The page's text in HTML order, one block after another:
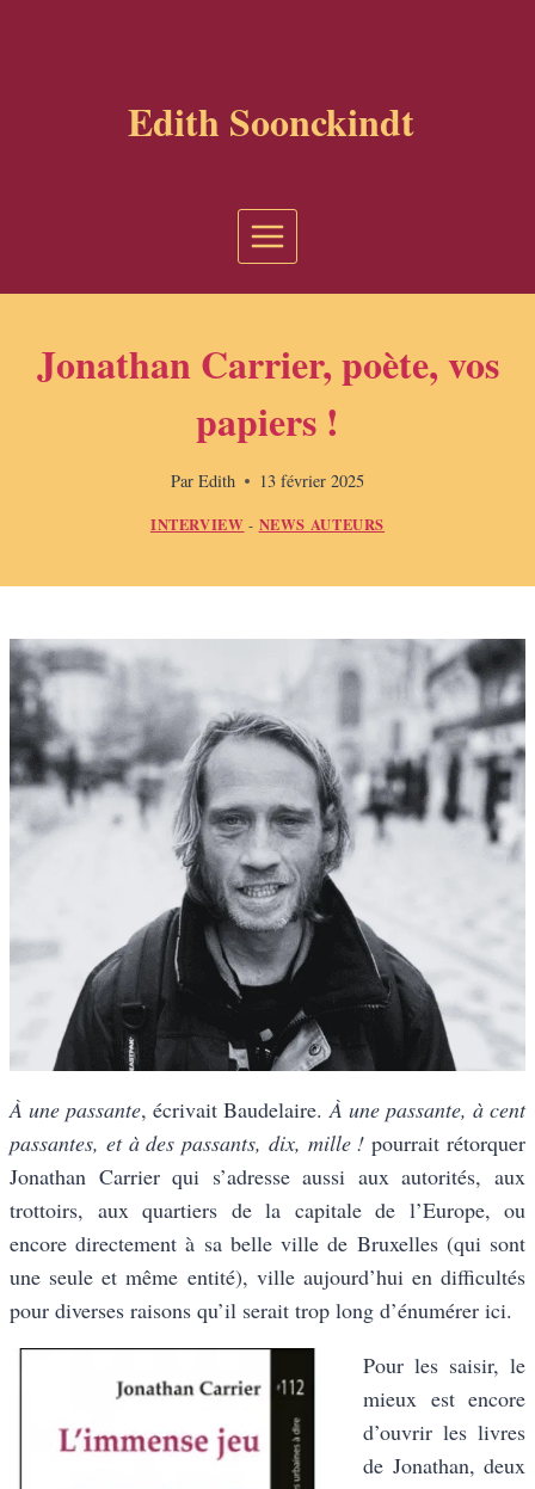
Edith Soonckindt
Jonathan Carrier, poète, vos
papiers !
Par Edith 13 février 2025
INTERVIEW - NEWS AUTEURS
À une passante, écrivait Baudelaire. À une passante, à cent
passantes, et à des passants, dix, mille ! pourrait rétorquer
Jonathan Carrier qui s’adresse aussi aux autorités, aux
trottoirs, aux quartiers de la capitale de l’Europe, ou
encore directement à sa belle ville de Bruxelles (qui sont
une seule et même entité), ville aujourd’hui en difficultés
pour diverses raisons qu’il serait trop long d’énumérer ici.
Pour les saisir, le
mieux est encore
d’ouvrir les livres
de Jonathan, deux